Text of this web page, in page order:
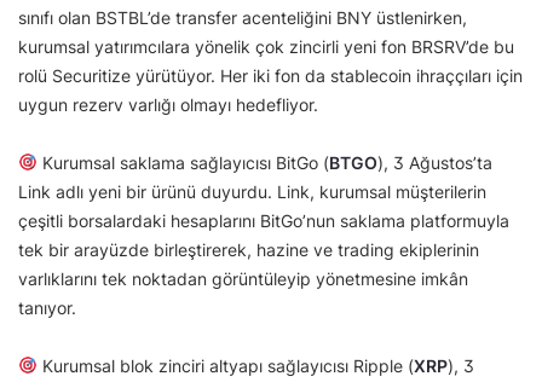
sınıfı olan BSTBL’de transfer acenteliğini BNY üstlenirken,
kurumsal yatırımcılara yönelik çok zincirli yeni fon BRSRV’de bu
rolü Securitize yürütüyor. Her iki fon da stablecoin ihraççıları için
uygun rezerv varlığı olmayı hedefliyor.
Kurumsal saklama sağlayıcısı BitGo (BTGO), 3 Ağustos’ta
Link adlı yeni bir ürünü duyurdu. Link, kurumsal müşterilerin
çeşitli borsalardaki hesaplarını BitGo’nun saklama platformuyla
tek bir arayüzde birleştirerek, hazine ve trading ekiplerinin
varlıklarını tek noktadan görüntüleyip yönetmesine imkân
tanıyor.
Kurumsal blok zinciri altyapı sağlayıcısı Ripple (XRP), 3